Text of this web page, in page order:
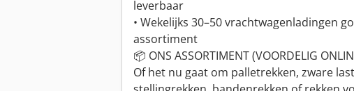
leverbaar
• Wekelijks 30–50 vrachtwagenladingen
assortiment
📦 ONS ASSORTIMENT (VOORDELIG
Of het nu gaat om palletrekken, zware